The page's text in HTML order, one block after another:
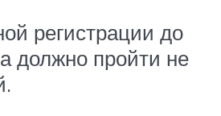
регистрации до
должно пройти не